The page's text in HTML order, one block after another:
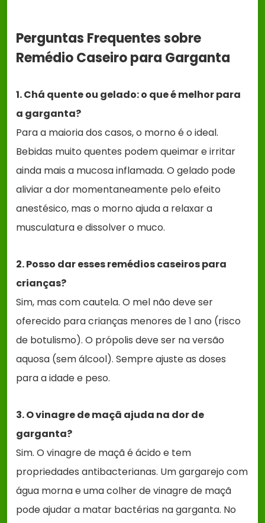
Perguntas Frequentes sobre
Remédio Caseiro para Garganta
1. Chá quente ou gelado: o que é melhor para
a garganta?
Para a maioria dos casos, o morno é o ideal.
Bebidas muito quentes podem queimar e irritar
ainda mais a mucosa inflamada. O gelado pode
aliviar a dor momentaneamente pelo efeito
anestésico, mas o morno ajuda a relaxar a
musculatura e dissolver o muco.
2. Posso dar esses remédios caseiros para
crianças?
Sim, mas com cautela. O mel não deve ser
oferecido para crianças menores de 1 ano (risco
de botulismo). O própolis deve ser na versão
aquosa (sem álcool). Sempre ajuste as doses
para a idade e peso.
3. O vinagre de maçã ajuda na dor de
garganta?
Sim. O vinagre de maçã é ácido e tem
propriedades antibacterianas. Um gargarejo com
água morna e uma colher de vinagre de maçã
pode ajudar a matar bactérias na garganta. No